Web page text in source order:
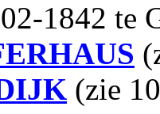
1842 te
(zie